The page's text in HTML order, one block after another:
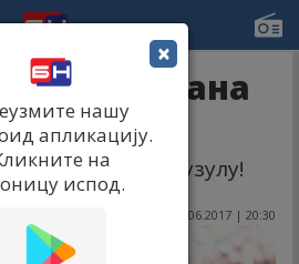
хоће Душана
активирају клаузулу!
13.06.2017 | 20:30
×
нашу
апликацију.
на
испод.